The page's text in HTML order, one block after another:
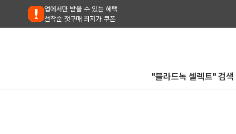
앱에서만 받을 수 있는 혜택
선착순 첫구매 최저가 쿠폰
"블라드녹 셀렉트" 검색